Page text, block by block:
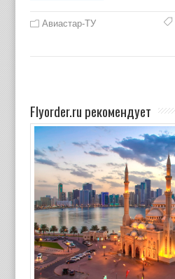
Авиастар-ТУ
Flyorder.ru рекомендует